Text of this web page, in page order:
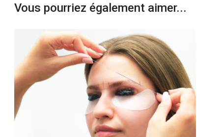
Vous pourriez également aimer...